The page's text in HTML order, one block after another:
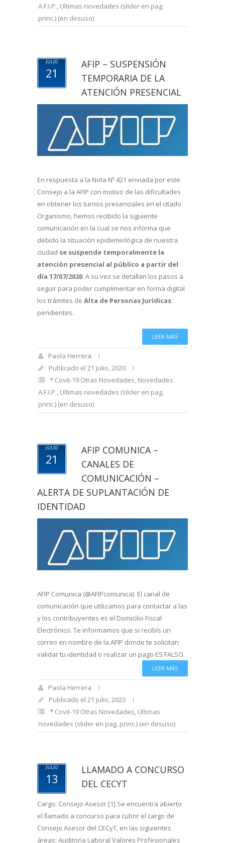
A.F.I.P., Ultimas novedades (slider en pag.
princ.) (en desuso)
JULIO
21
AFIP – SUSPENSIÓN
TEMPORARIA DE LA
ATENCIÓN PRESENCIAL
En respuesta a la Nota Nº 421 enviada por este
Consejo a la AFIP con motivo de las dificultades
en obtener los turnos presenciales en el citado
Organismo, hemos recibido la siguiente
comunicación en la cual se nos informa que
debido la situación epidemiológica de nuestra
ciudad se suspende temporalmente la
atención presencial al público a partir del
día 17/07/2020. A su vez se detallan los pasos a
seguir para poder cumplimentar en forma digital
los trámites de Alta de Personas Jurídicas
pendientes.
LEER MÁS
Paola Herrera
Publicado el 21 julio, 2020
* Covit-19 Otras Novedades, Novedades
A.F.I.P., Ultimas novedades (slider en pag.
princ.) (en desuso)
JULIO
21
AFIP COMUNICA –
CANALES DE
COMUNICACIÓN –
ALERTA DE SUPLANTACIÓN DE
IDENTIDAD
AFIP Comunica (@AFIPcomunica) El canal de
comunicación que utilizamos para contactar a las
y los contribuyentes es el Domicilio Fiscal
Electrónico. Te informamos que si recibís un
correo en nombre de la AFIP donde te solicitan
validar tu identidad o realizar un pago ES FALSO.
LEER MÁS
Paola Herrera
Publicado el 21 julio, 2020
* Covit-19 Otras Novedades, Ultimas
novedades (slider en pag. princ.) (en desuso)
JULIO
13
LLAMADO A CONCURSO
DEL CECYT
Cargo: Consejo Asesor [1] Se encuentra abierto
el llamado a concurso para cubrir el cargo de
Consejo Asesor del CECyT, en las siguientes
áreas: Auditoría Laboral Valores Profesionales